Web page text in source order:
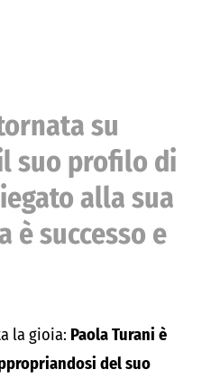
su
suo profilo di
alla sua
è successo e
la gioia: Paola Turani è
del suo